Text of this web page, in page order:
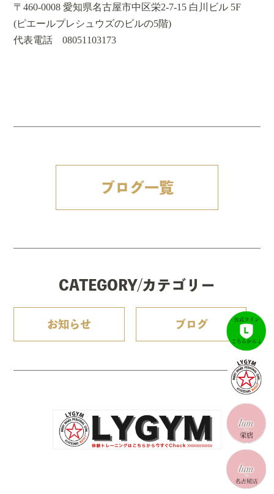
〒460-0008 愛知県名古屋市中区栄2-7-15 白川ビル 5F
(ピエールプレシュウズのビルの5階)
代表電話 08051103173
ブログ一覧
CATEGORY/カテゴリー
お知らせ ブログ